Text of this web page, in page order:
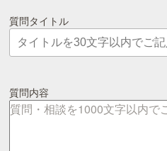
質問タイトル
質問内容